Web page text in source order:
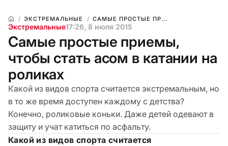
ЭКСТРЕМАЛЬНЫЕ САМЫЕ ПРОСТЫЕ ПР...
Экстремальные17:26, 8 июля 2015
Самые простые приемы,
чтобы стать асом в катании на
роликах
Какой из видов спорта считается экстремальным, но
в то же время доступен каждому с детства?
Конечно, роликовые коньки. Даже детей одевают в
защиту и учат катиться по асфальту.
Какой из видов спорта считается